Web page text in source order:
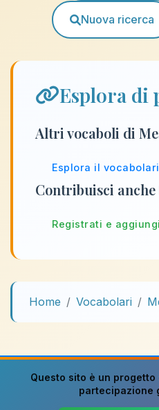
Nuova ricerca
Esplora di
Altri vocaboli di
Esplora il
Contribuisci anche
Registrati e
Home Vocabolari
Questo sito è un progetto
partecipazione